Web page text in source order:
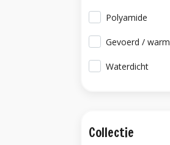
Polyamide
Gevoerd / warm
Waterdicht
Collectie